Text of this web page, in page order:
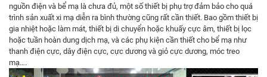
nguồn điện và bể mạ là chưa đủ, một số thiết bị phụ trợ đảm bảo cho quá
trình sản xuất xi mạ diễn ra bình thường cũng rất cần thiết. Bao gồm thiết bị
gia nhiệt hoặc làm mát, thiết bị di chuyển hoặc khuấy cực âm, thiết bị lọc
hoặc tuần hoàn dung dịch mạ, và các phụ kiện cần thiết cho bể mạ như
thanh điện cực, dây điện cực, cực dương và giỏ cực dương, móc treo
mạ….